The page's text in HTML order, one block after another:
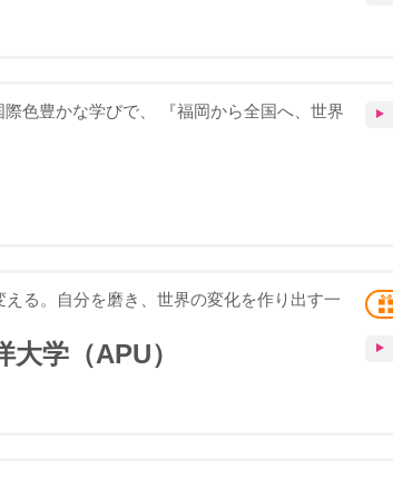
色豊かな学びで、 『福岡から全国へ、世界
る。自分を磨き、世界の変化を作り出す一
学（APU）